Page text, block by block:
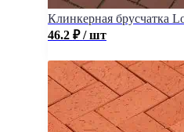
Клинкерная брусчатка
46.2 ₽ / шт